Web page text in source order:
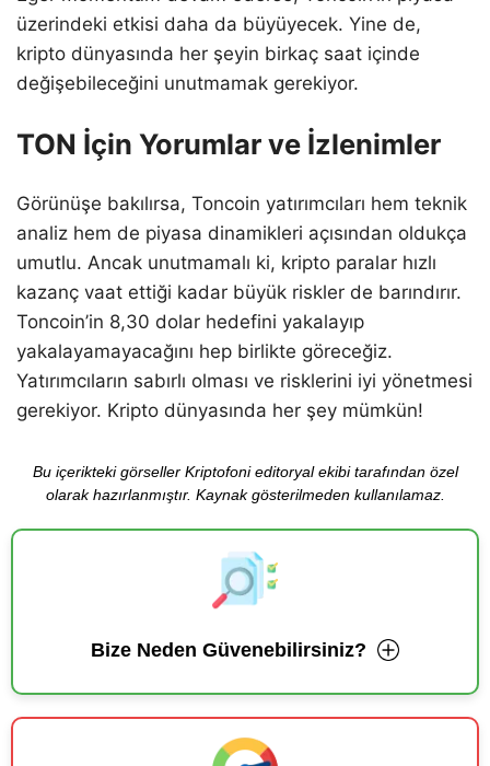
üzerindeki etkisi daha da büyüyecek. Yine de,
kripto dünyasında her şeyin birkaç saat içinde
değişebileceğini unutmamak gerekiyor.
TON İçin Yorumlar ve İzlenimler
Görünüşe bakılırsa, Toncoin yatırımcıları hem teknik
analiz hem de piyasa dinamikleri açısından oldukça
umutlu. Ancak unutmamalı ki, kripto paralar hızlı
kazanç vaat ettiği kadar büyük riskler de barındırır.
Toncoin’in 8,30 dolar hedefini yakalayıp
yakalayamayacağını hep birlikte göreceğiz.
Yatırımcıların sabırlı olması ve risklerini iyi yönetmesi
gerekiyor. Kripto dünyasında her şey mümkün!
Bu içerikteki görseller Kriptofoni editoryal ekibi tarafından özel
olarak hazırlanmıştır. Kaynak gösterilmeden kullanılamaz.
Bize Neden Güvenebilirsiniz?